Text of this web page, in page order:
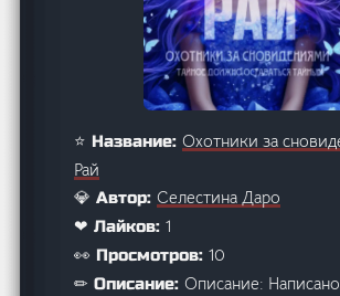
⭐ Название:Охотники за
Рай
💎 Автор:Селестина Даро
❤ Лайков:1
👀 Просмотров:10
✏ Описание:Описание: